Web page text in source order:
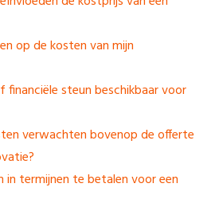
op de kosten van mijn
financiële steun beschikbaar voor
verwachten bovenop de offerte
in termijnen te betalen voor een